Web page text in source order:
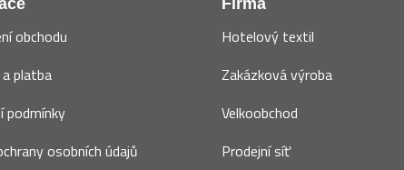
obchodu
platba
podmínky
osobních údajů
Hotelový textil
Zakázková výroba
Velkoobchod
Prodejní síť